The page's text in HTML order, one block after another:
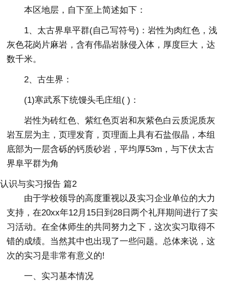
本区地层，自下至上简述如下：
1、太古界阜平群(自己写符号)：岩性为肉红色，浅
灰色花岗片麻岩，含有伟晶岩脉侵入体，厚度巨大，达
数千米。
2、古生界：
(1)寒武系下统馒头毛庄组( )：
岩性为砖红色、紫红色页岩和灰紫色白云质泥质灰
岩互层为主，页理发育，页理面上具有石盐假晶，本组
底部为一层含砾的钙质砂岩，平均厚53m，与下伏太古
界阜平群为角
认识与实习报告 篇2
由于学校领导的高度重视以及实习企业单位的大力
支持，在20xx年12月15日到28日两个礼拜期间进行了实
习活动。在全体师生的共同努力之下，这次实习取得不
错的成绩。当然其中也出现了一些问题。总体来说，这
次的实习是非常有意义的!
一、实习基本情况